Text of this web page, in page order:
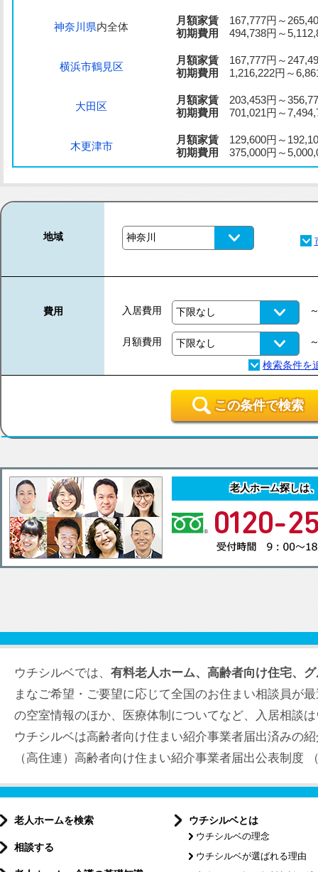
神奈川県内全体
月額家賃 167,777円～
初期費用
494,738円～
横浜市鶴見区
月額家賃 167,777円～
初期費用
1,216,222円～
大田区
月額家賃 203,453円～
初期費用
701,021円～
木更津市
月額家賃 129,600円～
初期費用
375,000円～
地域
費用 入居費用
月額費用
この条件で検索
老人ホーム探しは
ウチシルベでは、 有料老人ホーム、高齢者向け住宅、
まなご希望・ご要望に応じて全国のお住まい相談員が
の空室情報のほか、医療体制についてなど、入居相談
ウチシルベは高齢者向け住まい紹介事業者届出済みの
（高住連）高齢者向け住まい紹介事業者届出公表制度
老人ホームを検索
相談する
ウチシルベとは
ウチシルベの理念
ウチシルベが選ばれる理由